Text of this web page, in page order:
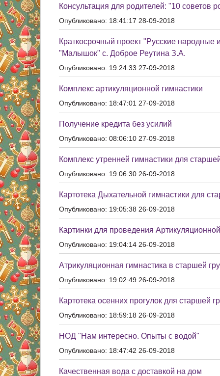
Консультация для родителей: "10 советов
Опубликовано: 18:41:17 28-09-2018
Краткосрочный проект "Русские
"Малышок" с. Доброе Реутина З.А.
Опубликовано: 19:24:33 27-09-2018
Комплекс артикуляционной гимнастики
Опубликовано: 18:47:01 27-09-2018
Получение кредита без усилий
Опубликовано: 08:06:10 27-09-2018
Комплекс утренней гимнастики для
Опубликовано: 19:06:30 26-09-2018
Картотека Дыхательной гимнастики для
Опубликовано: 19:05:38 26-09-2018
Картинки для проведения
Опубликовано: 19:04:14 26-09-2018
Атрикуляционная гимнастика в старшей
Опубликовано: 19:02:49 26-09-2018
Картотека осенних прогулок для старшей
Опубликовано: 18:59:18 26-09-2018
НОД "Нам интересно. Опыты с водой"
Опубликовано: 18:47:42 26-09-2018
Качественная вода с доставкой на дом